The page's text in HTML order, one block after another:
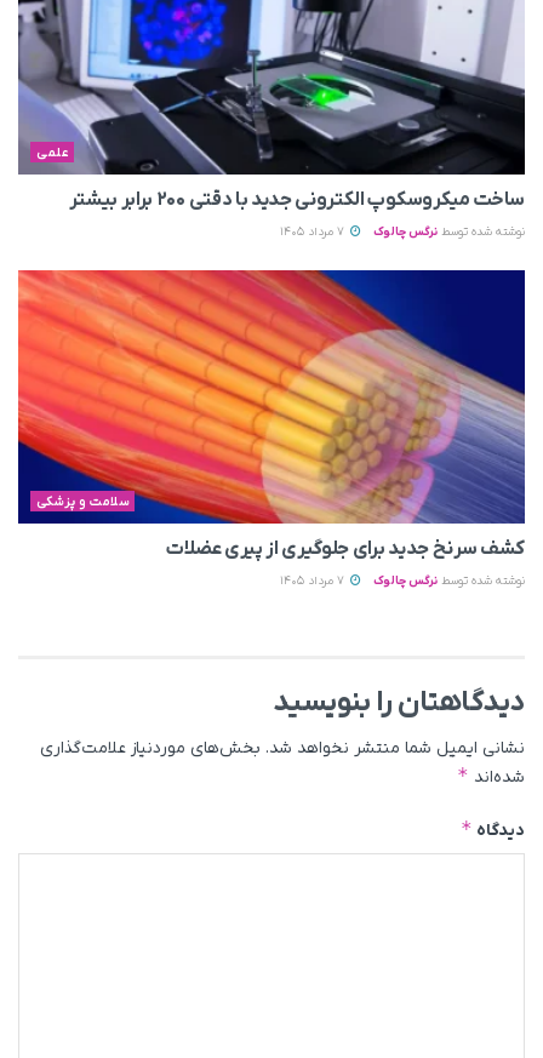
علمی
ساخت میکروسکوپ الکترونی جدید با دقتی ۲۰۰ برابر بیشتر
نوشته شده توسط نرگس چالوک
سلامت و پزشکی
کشف سرنخ جدید برای جلوگیری از پیری عضلات
نوشته شده توسط نرگس چالوک
دیدگاهتان را بنویسید
نشانی ایمیل شما منتشر نخواهد شد. بخش‌های موردنیاز علامت‌گذاری
شده‌اند *
دیدگاه *